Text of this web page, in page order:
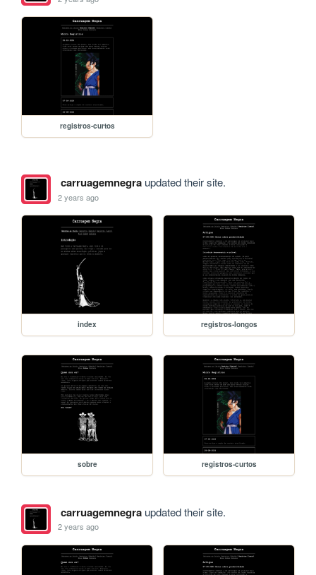
registros-curtos
carruagemnegraupdated their site.
2 years ago
index registros-longos
sobre registros-curtos
carruagemnegraupdated their site.
2 years ago